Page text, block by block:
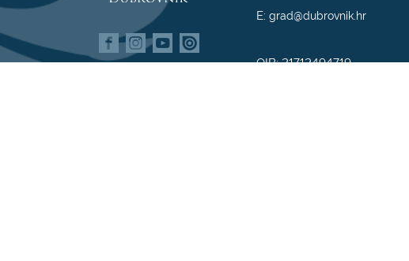
E:grad@dubrovnik.hr
OIB: 21712494719